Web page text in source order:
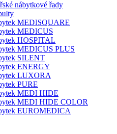
nábytkové řady
MEDISQUARE
MEDICUS
HOSPITAL
MEDICUS PLUS
SILENT
ENERGY
LUXORA
PURE
MEDI HIDE
MEDI HIDE COLOR
EUROMEDICA